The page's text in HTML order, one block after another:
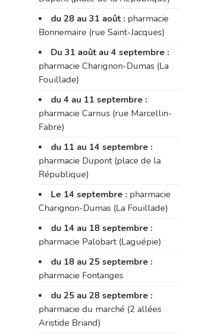
du 28 au 31 août : pharmacie
Bonnemaire (rue Saint-Jacques)
Du 31 août au 4 septembre :
pharmacie Charignon-Dumas (La
Fouillade)
du 4 au 11 septembre :
pharmacie Carnus (rue Marcellin-
Fabre)
du 11 au 14 septembre :
pharmacie Dupont (place de la
République)
Le 14 septembre : pharmacie
Charignon-Dumas (La Fouillade)
du 14 au 18 septembre :
pharmacie Palobart (Laguépie)
du 18 au 25 septembre :
pharmacie Fontanges
du 25 au 28 septembre :
pharmacie du marché (2 allées
Aristide Briand)